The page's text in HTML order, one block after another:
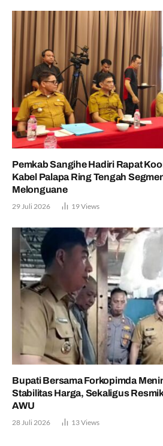
Pemkab Sangihe Hadiri Rapat
Kabel Palapa Ring Tengah
Melonguane
29 Juli 2026 19Views
Bupati Bersama Forkopimda
Stabilitas Harga, Sekaligus
AWU
28 Juli 2026 13Views